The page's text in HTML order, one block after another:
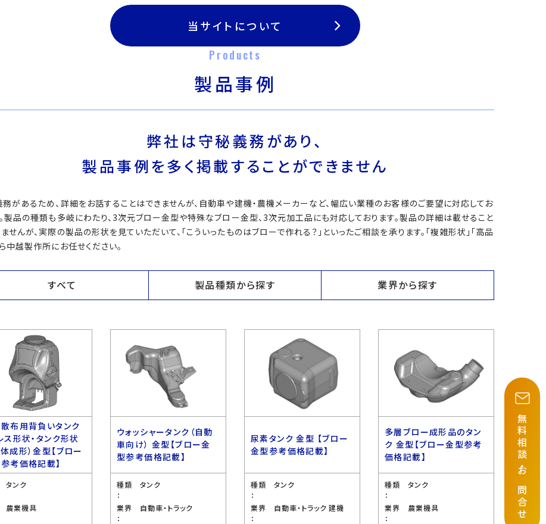
当サイトについて
Products
製品事例
弊社は守秘義務があり、
製品事例を多く掲載することができません
があるため、詳細をお話することはできませんが、自動車や建機・農機メーカーなど、幅広い業種のお客様のご要望に対応してお
製品の種類も多岐にわたり、3次元ブロー金型や特殊なブロー金型、3次元加工品にも対応しております。製品の詳細は載せること
せんが、実際の製品の形状を見ていただいて、「こういったものはブローで作れる？」といったご相談を承ります。「複雑形状」「高品
中越製作所にお任せください。
すべて 製品種類から探す 業界から探す
布用背負いタンク
ス形状・タンク形状
成形）金型【ブロー
考価格記載】
タンク
農業機具
ウォッシャータンク（自動
車向け） 金型【ブロー金
型参考価格記載】
種類
：
タンク
業界
：
自動車・トラック
尿素タンク 金型 【ブロー
金型参考価格記載】
種類
：
タンク
業界
：
自動車・トラック 建機
多層ブロー成形品のタン
ク 金型【ブロー金型参考
価格記載】
種類
：
タンク
業界
：
農業機具
無料相談
・
お問合せ